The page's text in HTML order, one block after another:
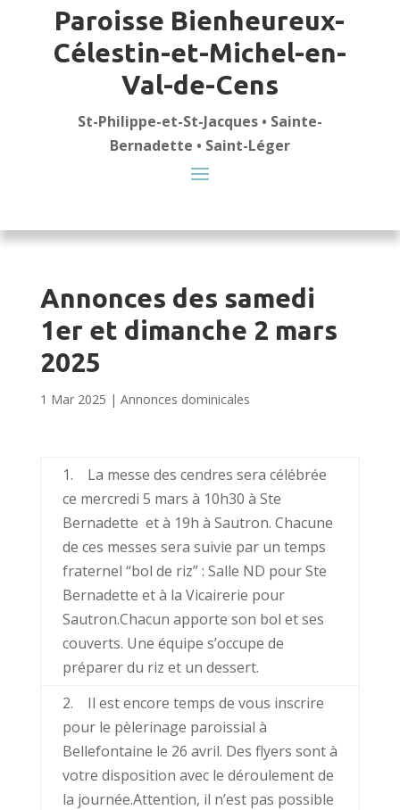
Paroisse Bienheureux-
Célestin-et-Michel-en-
Val-de-Cens
St-Philippe-et-St-Jacques • Sainte-
Bernadette • Saint-Léger
Annonces des samedi
1er et dimanche 2 mars
2025
1 Mar 2025 | Annonces dominicales
1. La messe des cendres sera célébrée
ce mercredi 5 mars à 10h30 à Ste
Bernadette et à 19h à Sautron. Chacune
de ces messes sera suivie par un temps
fraternel “bol de riz” : Salle ND pour Ste
Bernadette et à la Vicairerie pour
Sautron.Chacun apporte son bol et ses
couverts. Une équipe s’occupe de
préparer du riz et un dessert.
2. Il est encore temps de vous inscrire
pour le pèlerinage paroissial à
Bellefontaine le 26 avril. Des flyers sont à
votre disposition avec le déroulement de
la journée.Attention, il n’est pas possible